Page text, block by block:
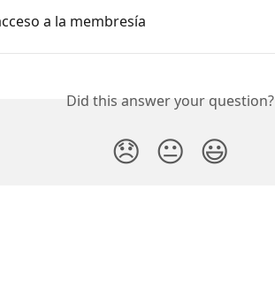
a la membresía
Did this answer your question?
😞 😐 😃